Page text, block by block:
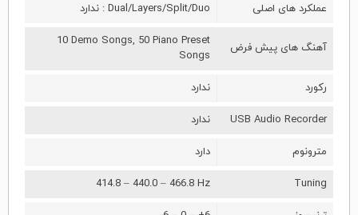
عملکرد های اصلی Dual/Layers/Split/Duo : ندارد
آهنگ های پیش فرض
10 Demo Songs, 50 Piano Preset
Songs
رکورد ندارد
USB Audio Recorder ندارد
مترونوم دارد
Tuning
414.8 – 440.0 – 466.8 Hz